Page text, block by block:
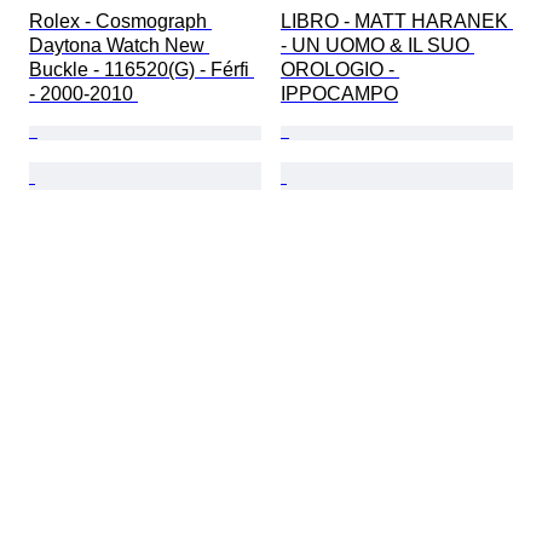
Rolex - Cosmograph
Daytona Watch New
Buckle - 116520(G) - Férfi
- 2000-2010
LIBRO - MATT HARANEK
- UN UOMO & IL SUO
OROLOGIO -
IPPOCAMPO